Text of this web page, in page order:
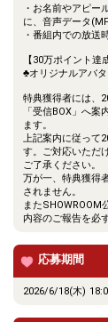
・お名前やアピー
に、音声データ
・番組内での放送
【30万ポイント達
♣オリジナルアバタ
特典獲得者には、
「受信BOX」へ
ます。
上記案内に従って
す。ご対応いただ
ご了承ください。
万が一、特典獲得
されません。
またSHOWROOM
内容のご報告を必
応募期間
2026/6/18(木)